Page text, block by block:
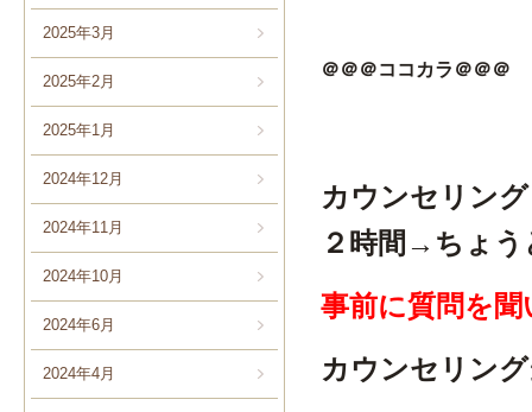
2025年3月
2025年2月
2025年1月
2024年12月
2024年11月
2024年10月
2024年6月
2024年4月
＠＠＠ココカラ＠＠＠
カウンセリン
２時間→ちょう
事前に質問を聞
カウンセリン